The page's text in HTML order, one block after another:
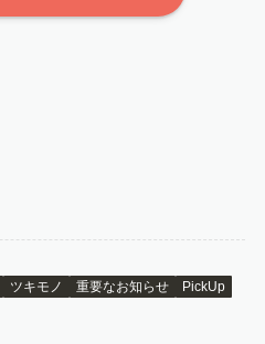
ツキモノ 重要なお知らせ PickUp